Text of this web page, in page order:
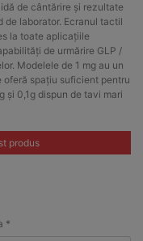
de cântărire și rezultate
de laborator. Ecranul tactil
la toate aplicațiile
de urmărire GLP /
Modelele de 1 mg au un
oferă spațiu suficient pentru
și 0,1g dispun de tavi mari
produs
*